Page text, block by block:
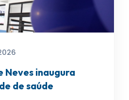
inaugura
de saúde